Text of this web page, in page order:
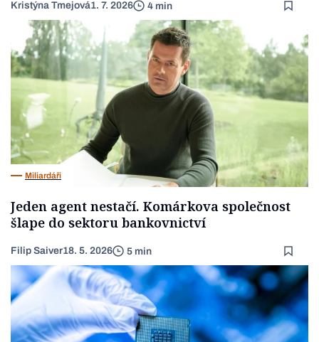
Kristýna Tmejová1. 7. 2026 4 min
Miliardáři
Jeden agent nestačí. Komárkova společnost
šlape do sektoru bankovnictví
Filip Saiver18. 5. 2026 5 min